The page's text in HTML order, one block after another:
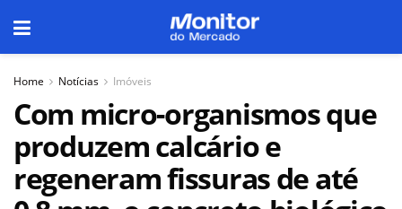
Home Notícias Imóveis
Com micro-organismos que
produzem calcário e
regeneram fissuras de até